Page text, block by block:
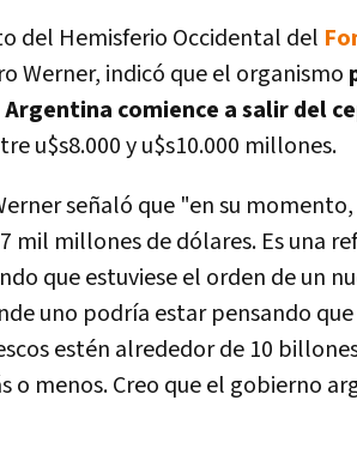
del Hemisferio Occidental del
Werner, indicó que el organismo
comience a salir del
u$s8.000 y u$s10.000 millones.
señaló que "en su
mil millones de dólares. Es una
que estuviese el orden de un
uno podría estar pensando
estén alrededor de 10
o menos. Creo que el gobierno